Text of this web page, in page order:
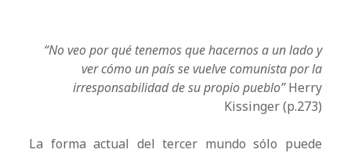
“No veo por qué tenemos que hacernos a un lado y
ver cómo un país se vuelve comunista por la
irresponsabilidad de su propio pueblo”Herry
Kissinger (p.273)
La forma actual del tercer mundo sólo puede